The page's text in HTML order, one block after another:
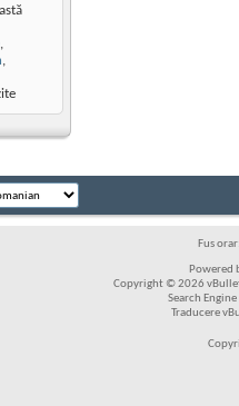
,
,
Fus
Powered
Copyright © 2026
Search
Traducere